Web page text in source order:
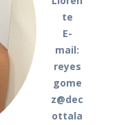
te
E-
mail:
reyes
gome
z@dec
ottala